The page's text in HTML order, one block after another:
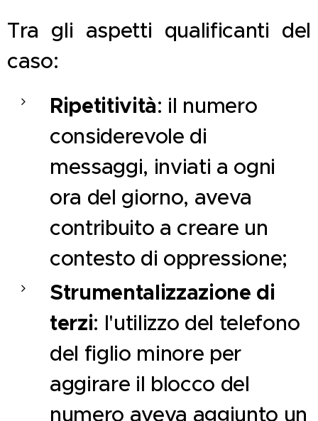
Tra gli aspetti qualificanti del
caso:
Ripetitività: il numero
considerevole di
messaggi, inviati a ogni
ora del giorno, aveva
contribuito a creare un
contesto di oppressione;
Strumentalizzazione di
terzi: l'utilizzo del telefono
del figlio minore per
aggirare il blocco del
numero aveva aggiunto un